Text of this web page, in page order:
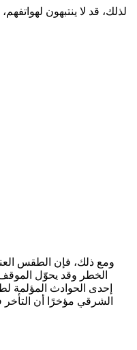
لذلك، قد لا ينتبهون
ومع ذلك، فإن الطقس
الخطر وقد يحوّل
إحدى الحوادث المؤلمة
الشرقي مؤخرًا أن التأخر